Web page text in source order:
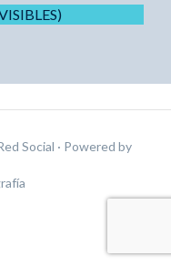
Social · Powered by